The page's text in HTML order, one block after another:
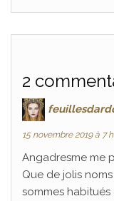
2
15 novembre 2019 à 7
Angadresme me
Que de jolis noms
sommes habitués